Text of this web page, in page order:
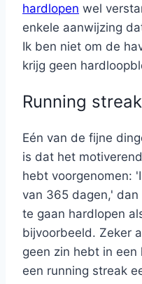
hardlopen wel
enkele aanwijzing
Ik ben niet om de
krijg geen
Running
Eén van de fijne
is dat het
hebt voorgenomen:
van 365 dagen,'
te gaan hardlopen
bijvoorbeeld. Zeker
geen zin hebt in een
een running streak